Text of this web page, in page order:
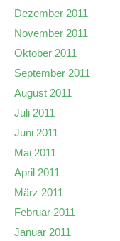
Dezember 2011
November 2011
Oktober 2011
September 2011
August 2011
Juli 2011
Juni 2011
Mai 2011
April 2011
März 2011
Februar 2011
Januar 2011